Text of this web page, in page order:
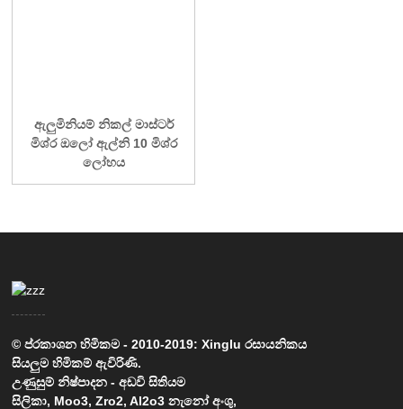
ඇලුමිනියම් නිකල් මාස්ටර්
මිශ්ර ඔලෝ ඇල්නි 10 මිශ්ර
ලෝහය
© ප්රකාශන හිමිකම - 2010-2019: Xinglu රසායනිකය
සියලුම හිමිකම් ඇවිරිණි.
උණුසුම් නිෂ්පාදන -අඩවි සිතියම
සිලිකා, Moo3,Zro2,Al2o3 නැනෝ අංශු,